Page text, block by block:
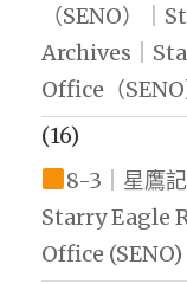
（SENO）
Archives｜
Office（SENO
(16)
8-3｜星鷹
Starry Eagle
Office (SENO)